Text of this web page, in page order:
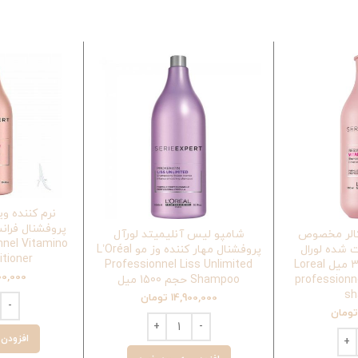
در ایران .
مخصوص
شده لورال
پروفشنال حجم 300 میل Loreal
تومان
شامپو لیس آنلیمیتد لورآل
پروفشنال مهار کننده وز مو L’Oréal
Professionnel Liss Unlimited
Shampoo حجم 1500 میل
14,900,000 تومان
نرم کننده
Vitamino